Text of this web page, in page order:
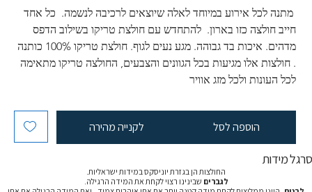
מתנה לכל אירוע במיוחד לאלה שיוצאים לרכיבה לנשמה.  כל אחד
חייב חולצה כזו בארון.  להתחדש עם חולצת טריקו בשילוב הדפס
מדהים. איכות בד גבוהה. מגע נעים לגוף. חולצת טריקו 100% כותנה
. חולצות אלו מגיעות בכל הגוונים והצבעים, החולצה טריקו מתאימה
לכל העונות ולכל מזג אוויר
הוספה לסל לקנייה מהירה
סרגל מידות
החולצות הן בגזרת יוניסקס במידות ישראליות.
לגברים שבינינו רצוי לקחת את המידה הרגילה.